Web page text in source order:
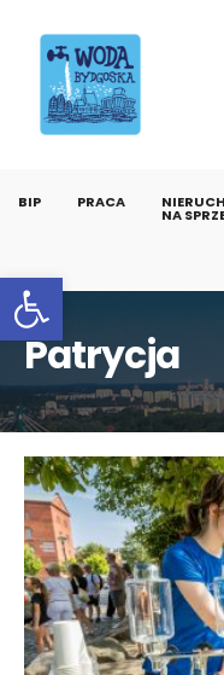
Otwórz
BIP PRACA
NA
Patrycja